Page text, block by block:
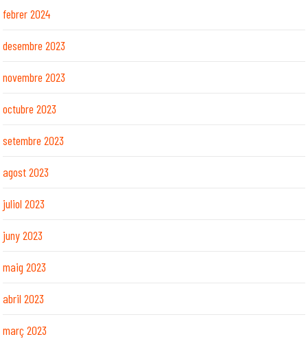
febrer 2024
desembre 2023
novembre 2023
octubre 2023
setembre 2023
agost 2023
juliol 2023
juny 2023
maig 2023
abril 2023
març 2023